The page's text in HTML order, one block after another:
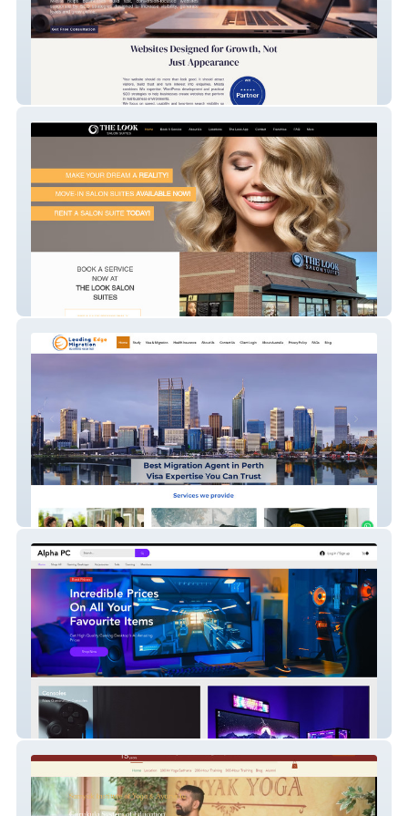
The Salon Suites
Leading Edge
Alpha PC